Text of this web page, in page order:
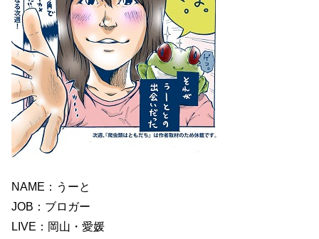
NAME：うーと
JOB：ブロガー
LIVE：岡山・愛媛